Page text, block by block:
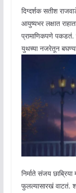
दिग्दर्शक सतीश
आयुष्यभर लक्षात
प्रामाणिकपणे पकडतं.
युथच्या नजरेतून
निर्माते संजय
फुलल्यासारखं वाटतं.